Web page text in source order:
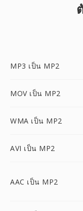
MP3 เป็น MP2
MOV เป็น MP2
WMA เป็น MP2
AVI เป็น MP2
AAC เป็น MP2